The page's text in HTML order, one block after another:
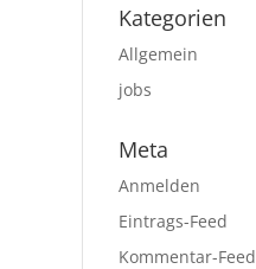
Kategorien
Allgemein
jobs
Meta
Anmelden
Eintrags-Feed
Kommentar-Feed